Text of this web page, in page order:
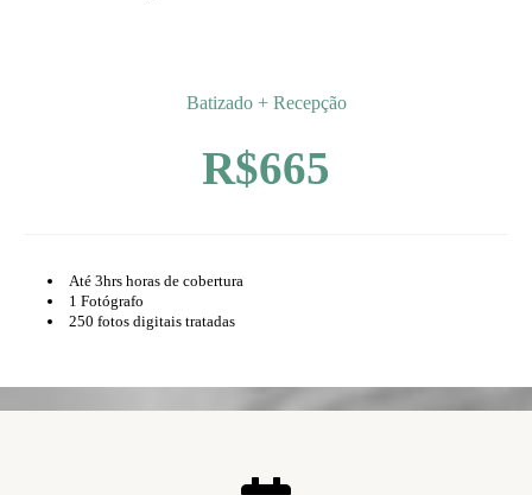
Batizado + Recepção
R$665
Até 3hrs horas de cobertura
1 Fotógrafo
250 fotos digitais tratadas